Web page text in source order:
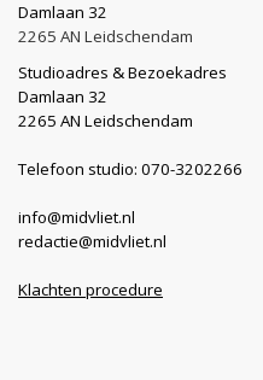
Damlaan 32
2265 AN Leidschendam
Studioadres & Bezoekadres
Damlaan 32
2265 AN Leidschendam
Telefoon studio: 070-3202266
info@midvliet.nl
redactie@midvliet.nl
Klachten procedure